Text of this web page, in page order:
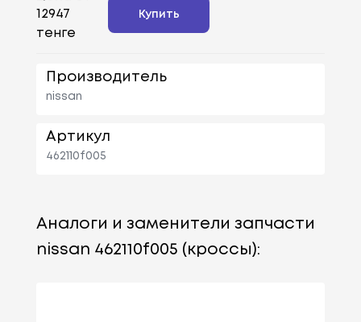
12947
тенге
Купить
Производитель
nissan
Артикул
462110f005
Аналоги и заменители запчасти
nissan 462110f005 (кроссы):